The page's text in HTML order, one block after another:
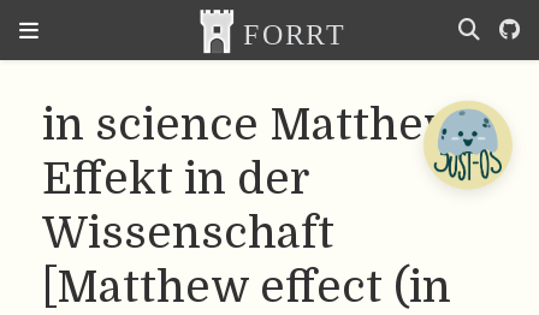
in science Matthew-
Effekt in der
Wissenschaft
[Matthew effect (in